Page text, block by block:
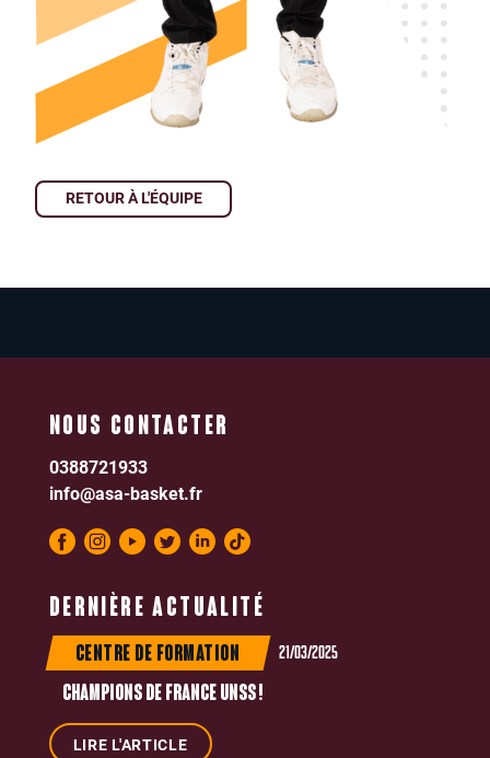
RETOUR À L'ÉQUIPE
DERNIÈRE ACTUALITÉ
CENTRE DE FORMATION 21/03/2025
CHAMPIONS DE FRANCE UNSS !
LIRE L'ARTICLE
NOUS CONTACTER
0388721933
info@asa-basket.fr